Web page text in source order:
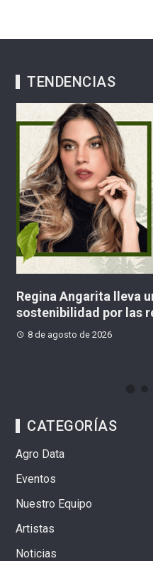
TENDENCIAS
mensaje de
de Colombia
CATEGORÍAS
Agro Data
Eventos
Nuestro Equipo
Artistas
Noticias